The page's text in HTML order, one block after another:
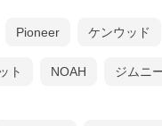
Pioneer ケンウッド
ト NOAH ジムニ